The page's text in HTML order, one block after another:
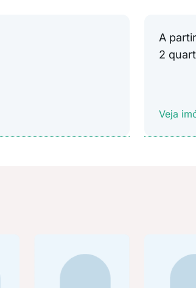
A
2
Veja